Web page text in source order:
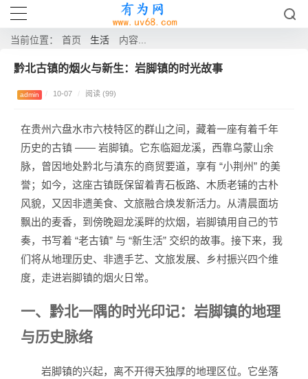
当前位置： 首页 生活 内容...
黔北古镇的烟火与新生：岩脚镇的时光故事
admin / 10-07 / 阅读 (99)
在贵州六盘水市六枝特区的群山之间，藏着一座有着千年
历史的古镇 —— 岩脚镇。它东临廻龙溪，西靠乌蒙山余
脉，曾因地处黔北与滇东的商贸要道，享有 “小荆州” 的美
誉；如今，这座古镇既保留着青石板路、木质老铺的古朴
风貌，又因非遗美食、文旅融合焕发新活力。从清晨面坊
飘出的麦香，到傍晚廻龙溪畔的炊烟，岩脚镇用自己的节
奏，书写着 “老古镇” 与 “新生活” 交织的故事。接下来，我
们将从地理历史、非遗手艺、文旅发展、乡村振兴四个维
度，走进岩脚镇的烟火日常。
一、黔北一隅的时光印记：岩脚镇的地理
与历史脉络
岩脚镇的兴起，离不开得天独厚的地理区位。它坐落